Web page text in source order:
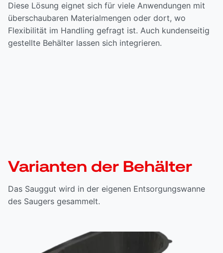
Diese Lösung eignet sich für viele Anwendungen mit
überschaubaren Materialmengen oder dort, wo
Flexibilität im Handling gefragt ist. Auch kundenseitig
gestellte Behälter lassen sich integrieren.
Varianten der Behälter
Das Sauggut wird in der eigenen Entsorgungswanne
des Saugers gesammelt.